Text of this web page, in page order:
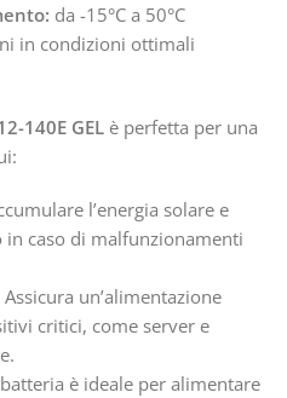
da -15°C a 50°C
in condizioni ottimali
140E GEL è perfetta per una
l’energia solare e
caso di malfunzionamenti
Assicura un’alimentazione
critici, come server e
è ideale per alimentare